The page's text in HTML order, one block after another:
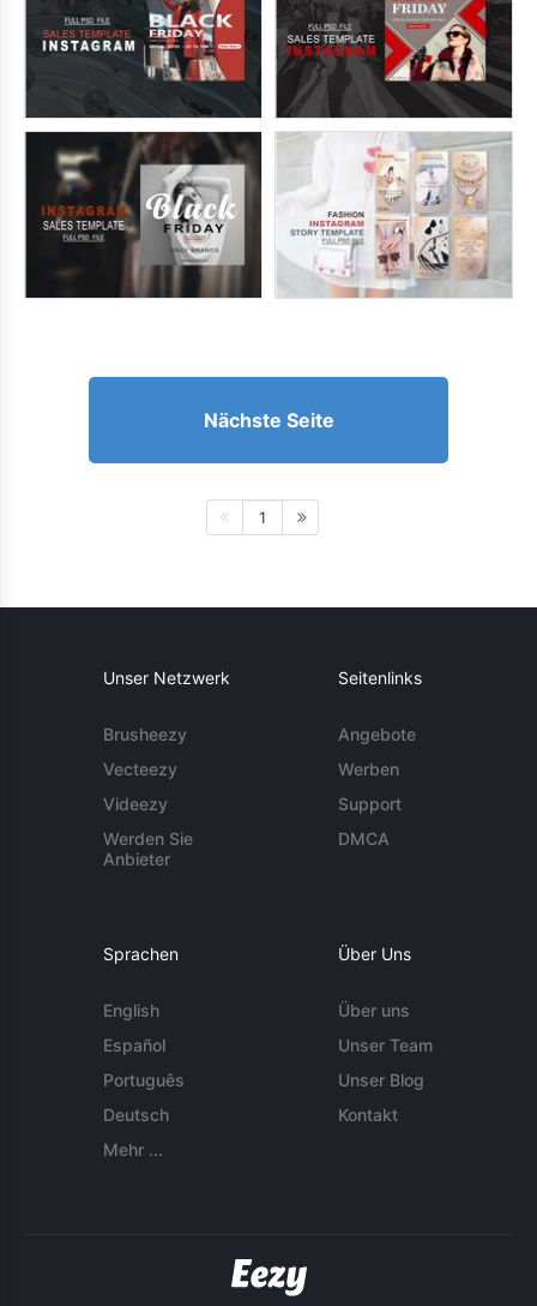
Nächste Seite
1
Unser Netzwerk
Brusheezy
Vecteezy
Videezy
Werden Sie
Anbieter
Seitenlinks
Angebote
Werben
Support
DMCA
Sprachen
English
Español
Português
Deutsch
Mehr ...
Über Uns
Über uns
Unser Team
Unser Blog
Kontakt